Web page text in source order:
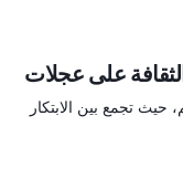
على عجلات
حيث تجمع بين الابتكار